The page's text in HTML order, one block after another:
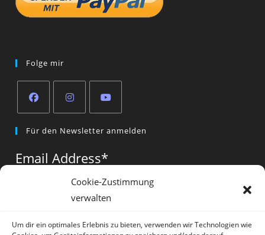
Cookie-Zustimmung
verwalten
Um dir ein optimales Erlebnis zu bieten, verwenden wir Technologien wie
Folge mir
in
new
in
new
in
new
tab
Für den Newsletter anmelden
Email Address*
Vorname*